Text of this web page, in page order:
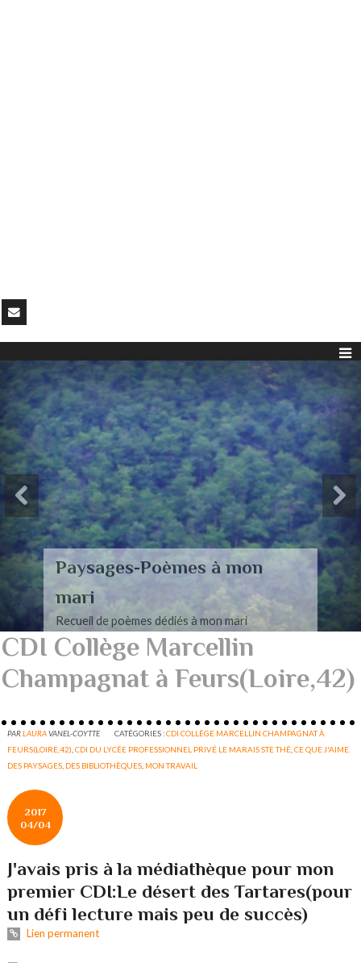
Paysages-Poèmes à mon
mari
Recueil de poèmes dédiés à mon mari
CDI Collège Marcellin
Champagnat à Feurs(Loire,42)
PARLAURAVANEL-COYTTE CATÉGORIES :CDI COLLÈGE MARCELLIN CHAMPAGNAT À
FEURS(LOIRE,42) ,CDI DU LYCÉE PROFESSIONNEL PRIVÉ LE MARAIS STE THÉ ,CE QUE J'AIME.
DES PAYSAGES DES BIBLIOTHÈQUES MON TRAVAIL
2017
04/04
J'avais pris à la médiathèque pour mon
premier CDI:Le désert des Tartares(pour
un défi lecture mais peu de succès)
Lien permanent